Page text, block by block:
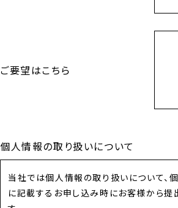
ご要望はこちら
個人情報の取り扱いについて
当社では個人情報の取り扱いについて、
に記載するお申し込み時にお客様から提